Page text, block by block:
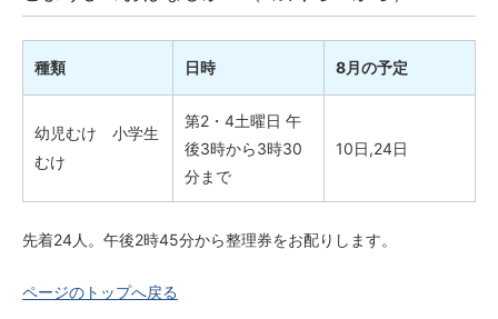
種類 日時 8月の予定
幼児むけ 小学生
むけ
第2・4土曜日 午
後3時から3時30
分まで
10日,24日
先着24人。午後2時45分から整理券をお配りします。
ページのトップへ戻る